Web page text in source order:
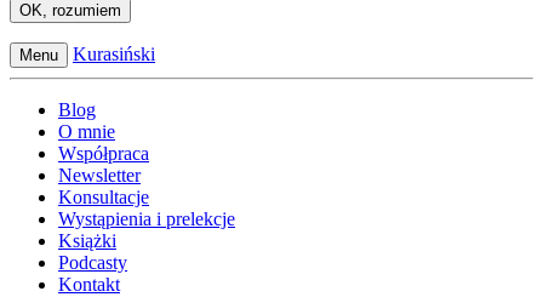
OK, rozumiem
Menu Kurasiński
Blog
O mnie
Współpraca
Newsletter
Konsultacje
Wystąpienia i prelekcje
Książki
Podcasty
Kontakt